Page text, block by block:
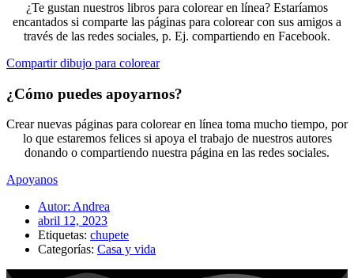
¿Te gustan nuestros libros para colorear en línea? Estaríamos
encantados si comparte las páginas para colorear con sus amigos a
través de las redes sociales, p. Ej. compartiendo en Facebook.
Compartir dibujo para colorear
¿Cómo puedes apoyarnos?
Crear nuevas páginas para colorear en línea toma mucho tiempo, por
lo que estaremos felices si apoya el trabajo de nuestros autores
donando o compartiendo nuestra página en las redes sociales.
Apoyanos
Autor: Andrea
abril 12, 2023
Etiquetas: chupete
Categorías: Casa y vida